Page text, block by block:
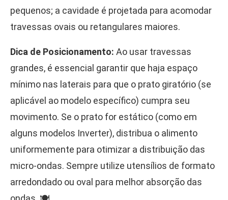
pequenos; a cavidade é projetada para acomodar
travessas ovais ou retangulares maiores.
Dica de Posicionamento: Ao usar travessas
grandes, é essencial garantir que haja espaço
mínimo nas laterais para que o prato giratório (se
aplicável ao modelo específico) cumpra seu
movimento. Se o prato for estático (como em
alguns modelos Inverter), distribua o alimento
uniformemente para otimizar a distribuição das
micro-ondas. Sempre utilize utensílios de formato
arredondado ou oval para melhor absorção das